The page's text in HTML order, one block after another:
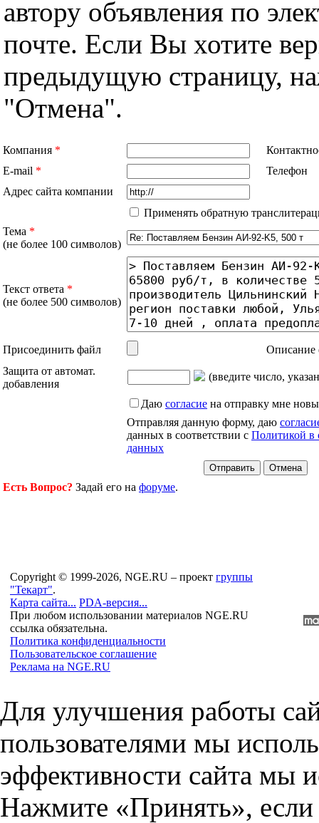
автору объявления по
почте. Если Вы хотите
предыдущую страницу,
"Отмена".
Компания *
E-mail *
Телефон
Адрес сайта компании
Применять обратную
Тема *
(не более 100 символов)
Текст ответа *
(не более 500 символов)
Присоединить файл
Описание
Защита от автомат.
добавления
(введите число,
Даю согласие на отправку мне
Отправляя данную форму, даю
данных в соответствии с Политикой в
данных
Есть Вопрос? Задай его на форуме.
Copyright © 1999-2026, NGE.RU – проект группы
"Текарт".
Карта сайта... PDA-версия...
При любом использовании материалов NGE.RU
ссылка обязательна.
Политика конфиденциальности
Пользовательское соглашение
Реклама на NGE.RU
Для улучшения работы
пользователями мы
эффективности сайта мы
Нажмите «Принять», если